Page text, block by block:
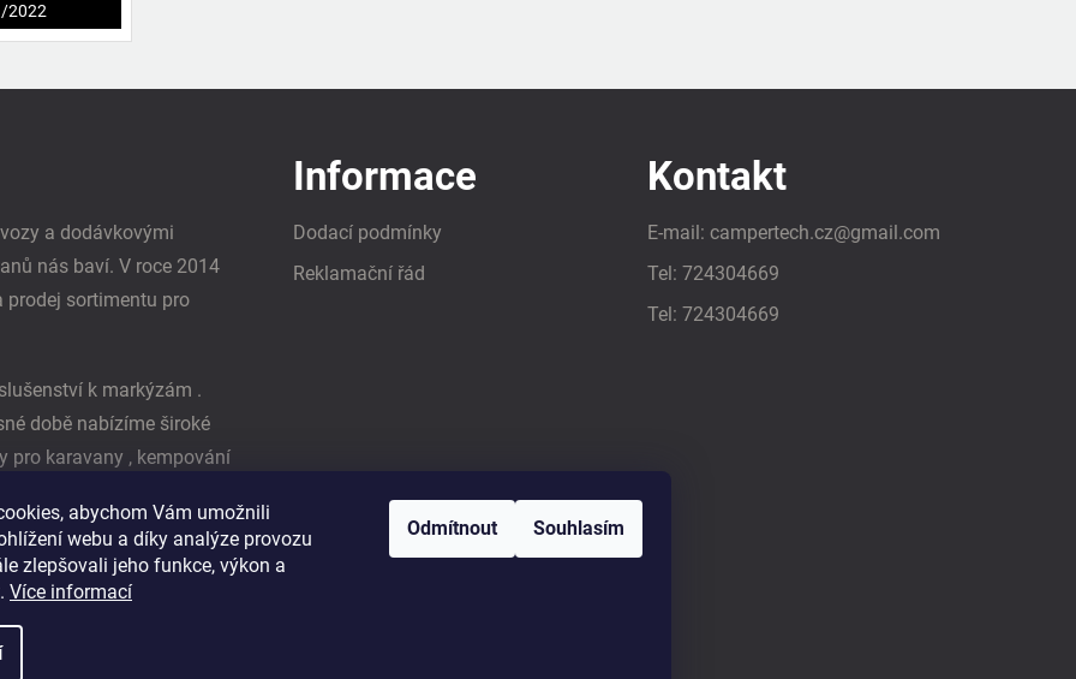
abychom Vám umožnili
webu a díky analýze provozu
zlepšovali jeho funkce, výkon a
Více informací
Odmítnout Souhlasím
2022
a dodávkovými
nás baví. V roce 2014
prodej sortimentu pro
k markýzám .
době nabízíme široké
pro karavany , kempování
Reimo
Informace
Dodací podmínky
Reklamační řád
Kontakt
E-mail: campertech.cz@gmail.com
Tel: 724304669
Tel: 724304669